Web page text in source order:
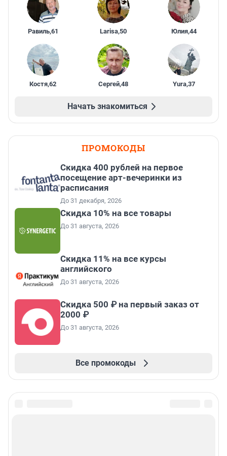
Равиль,61 Larisa,50 Юлия,44
Костя,62 Сергей,48 Yura,37
Начать знакомиться
ПРОМОКОДЫ
Cкидка 400 рублей на первое
посещение арт-вечеринки из
расписания
До 31 декабря, 2026
Скидка 10% на все товары
До 31 августа, 2026
Скидка 11% на все курсы
английского
До 31 августа, 2026
Скидка 500 ₽ на первый заказ от
2000 ₽
До 31 августа, 2026
Все промокоды